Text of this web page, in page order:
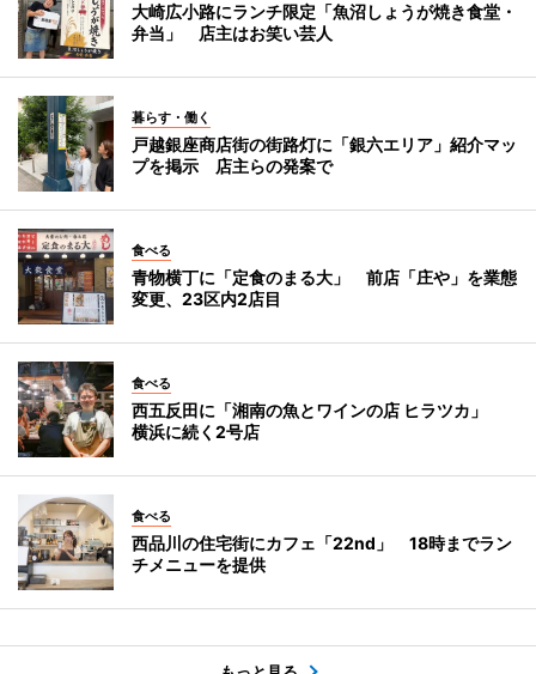
大崎広小路にランチ限定「魚沼しょうが焼き食堂・
弁当」 店主はお笑い芸人
暮らす・働く
戸越銀座商店街の街路灯に「銀六エリア」紹介マッ
プを掲示 店主らの発案で
食べる
青物横丁に「定食のまる大」 前店「庄や」を業態
変更、23区内2店目
食べる
西五反田に「湘南の魚とワインの店 ヒラツカ」
横浜に続く2号店
食べる
西品川の住宅街にカフェ「22nd」 18時までラン
チメニューを提供